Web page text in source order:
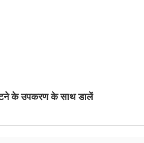
के उपकरण के साथ डालें